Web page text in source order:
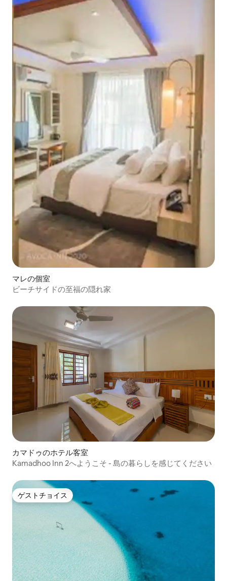
マレの個室
ビーチサイドの至福の隠れ家
カマドゥのホテル客室
Kamadhoo Inn 2へようこそ - 島の暮らしを感じてください
ゲストチョイス
ゲストチョイス